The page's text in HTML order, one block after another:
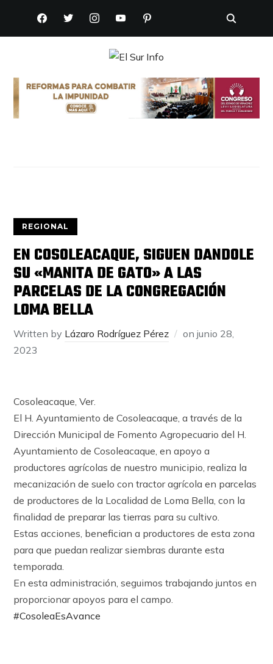
FACEBOOKTWITTERINSTAGRAMYOUTUBEPINTEREST
REGIONAL
EN COSOLEACAQUE, SIGUEN DANDOLE
SU «MANITA DE GATO» A LAS
PARCELAS DE LA CONGREGACIÓN
LOMA BELLA
Written by Lázaro Rodríguez Pérez onjunio 28,
2023
Cosoleacaque, Ver.
El H. Ayuntamiento de Cosoleacaque, a través de la
Dirección Municipal de Fomento Agropecuario del H.
Ayuntamiento de Cosoleacaque, en apoyo a
productores agrícolas de nuestro municipio, realiza la
mecanización de suelo con tractor agrícola en parcelas
de productores de la Localidad de Loma Bella, con la
finalidad de preparar las tierras para su cultivo.
Estas acciones, benefician a productores de esta zona
para que puedan realizar siembras durante esta
temporada.
En esta administración, seguimos trabajando juntos en
proporcionar apoyos para el campo.
#CosoleaEsAvance